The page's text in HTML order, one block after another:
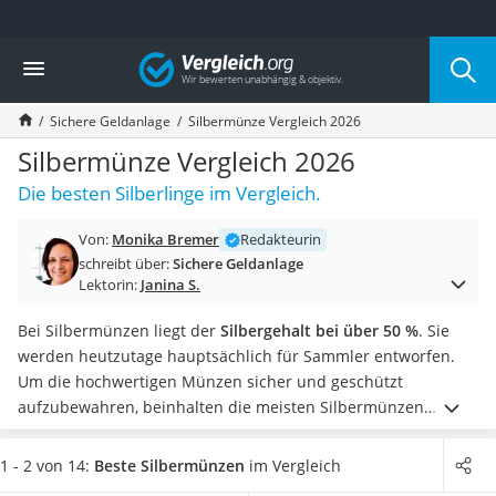
Die beliebtesten Vergleiche nach Kategorie
Finanzen
Silbermünze
Hardware-Wallet
Wohnmobilversicherung
E-Scooter-Versicherung
Münzkapseln
Wohnwagenversicherung
Mietkautionskonto
Goldbarren 1 g
Pferde-OP-Versicherung
Geräteversicherung
Brillenversicherung
Kinderkonto
Krypto-Wallet
Vergleich
Sichere Geldanlage Silbermünze Vergleich 2026
Silbermünze Vergleich 2026
Die besten Silberlinge im Vergleich.
Von: Monika Bremer
Redakteurin
schreibt über:Sichere Geldanlage
Lektorin: Janina S.
Bei Silbermünzen liegt der Silbergehalt bei über 50 %. Sie
werden heutzutage hauptsächlich für Sammler entworfen.
Um die hochwertigen Münzen sicher und geschützt
aufzubewahren, beinhalten die meisten Silbermünzen
Münzkapselnim Lieferumfang. Silbermünzen erhalten Sie
mit verschiedenen Motivenund in unterschiedlichen
1 - 2 von 14: Beste Silbermünzen im Vergleich